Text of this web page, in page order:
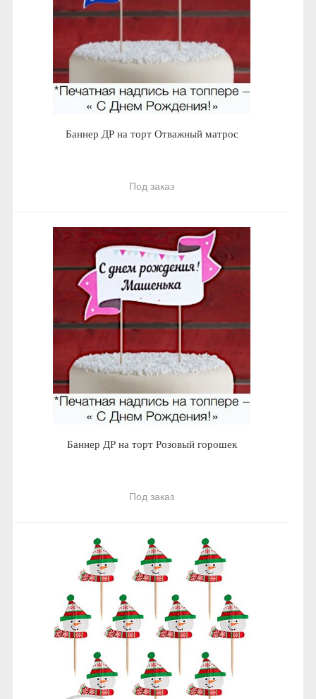
Баннер ДР на торт Отважный матрос
Под заказ
Баннер ДР на торт Розовый горошек
Под заказ